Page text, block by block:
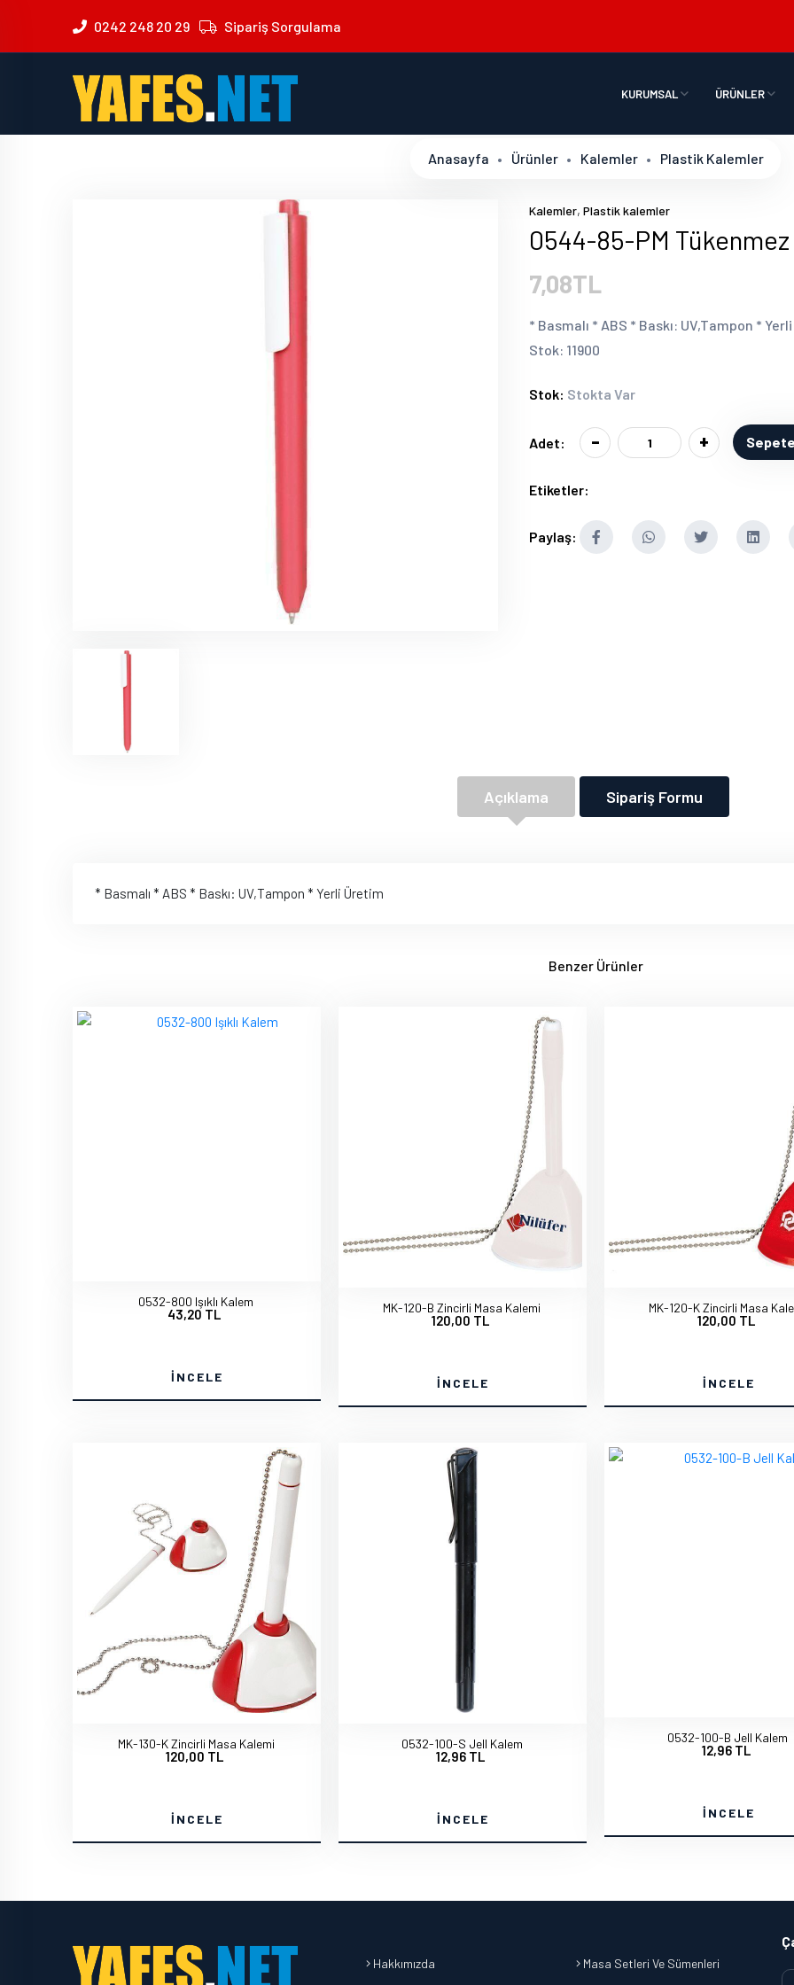
0242 248 20 29 Sipariş Sorgulama
KURUMSAL ÜRÜNLER
Anasayfa Ürünler Kalemler Plastik Kalemler
Kalemler, Plastik kalemler
0544-85-PM
7,08TL
* Basmalı * ABS * Baskı: UV,Tampon *
Stok: 11900
Stok: Stokta Var
Adet: - +
Etiketler:
Paylaş:
Açıklama Sipariş Formu
* Basmalı * ABS * Baskı: UV,Tampon * Yerli Üretim
Benzer Ürünler
0532-800 Işıklı Kalem
43,20 TL
İNCELE
MK-120-B Zincirli Masa Kalemi
120,00 TL
İNCELE
MK-120-K Zincirli Masa
120,00 TL
İNCELE
MK-130-K Zincirli Masa Kalemi
120,00 TL
İNCELE
0532-100-S Jell Kalem
12,96 TL
İNCELE
0532-100-B Jell Kalem
12,96 TL
İNCELE
Hakkımızda Masa Setleri Ve Sümenleri